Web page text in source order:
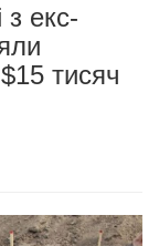
екс-
тисяч